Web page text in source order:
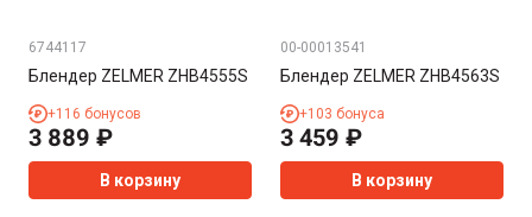
6744117
Блендер ZELMER ZHB4555S
+116 бонусов
3 889 ₽
В корзину
00-00013541
Блендер ZELMER ZHB4563S
+103 бонуса
3 459 ₽
В корзину